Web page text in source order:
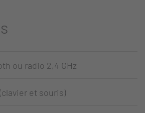
ou radio 2,4 GHz
et souris)